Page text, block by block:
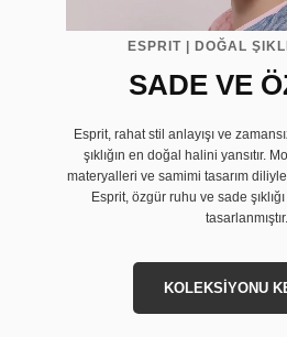
ESPRIT | DOĞAL
SADE VE
Esprit, rahat stil anlayışı ve
şıklığın en doğal halini yansıtır.
materyalleri ve samimi tasarım diliyle
Esprit, özgür ruhu ve sade
tasarlanmıştır.
KOLEKSİYONU